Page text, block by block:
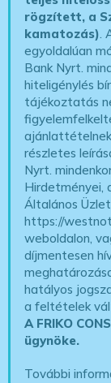
rögzített, a
kamatozás).
egyoldalúan
Bank Nyrt.
hiteligénylés
tájékoztatás
részletes
Nyrt.
Hirdetményei,
Általános
https://
weboldalon,
díjmentesen
hatályos
a feltételek
A FRIKO
ügynöke.
További